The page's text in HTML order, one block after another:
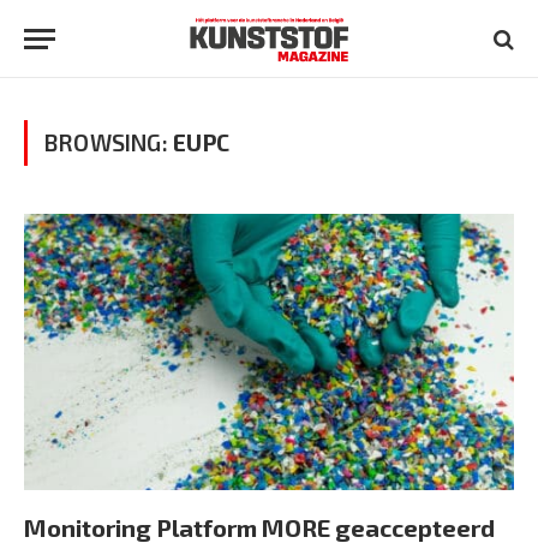
BROWSING: EUPC
Monitoring Platform MORE geaccepteerd